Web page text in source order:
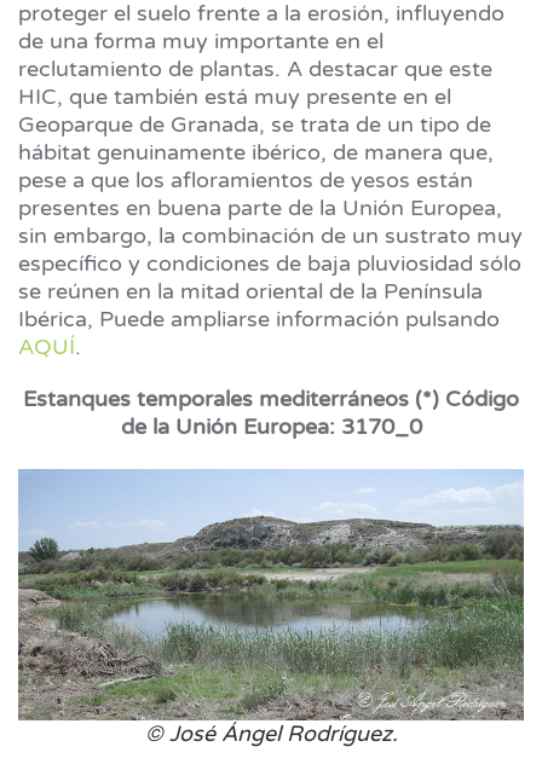
proteger el suelo frente a la erosión, influyendo
de una forma muy importante en el
reclutamiento de plantas. A destacar que este
HIC, que también está muy presente en el
Geoparque de Granada, se trata de un tipo de
hábitat genuinamente ibérico, de manera que,
pese a que los afloramientos de yesos están
presentes en buena parte de la Unión Europea,
sin embargo, la combinación de un sustrato muy
específico y condiciones de baja pluviosidad sólo
se reúnen en la mitad oriental de la Península
Ibérica, Puede ampliarse información pulsando
AQUÍ.
Estanques temporales mediterráneos (*) Código
de la Unión Europea: 3170_0
© José Ángel Rodríguez.